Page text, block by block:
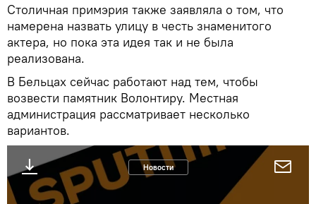
Столичная примэрия также заявляла о том, что
намерена назвать улицу в честь знаменитого
актера, но пока эта идея так и не была
реализована.
В Бельцах сейчас работают над тем, чтобы
возвести памятник Волонтиру. Местная
администрация рассматривает несколько
вариантов.
Новости